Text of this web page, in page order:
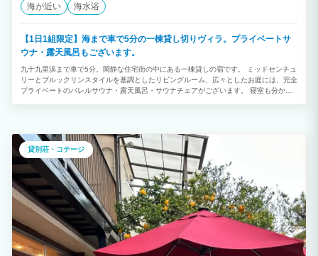
海が近い
海水浴
【1日1組限定】海まで車で5分の一棟貸し切りヴィラ。プライベートサ
ウナ・露天風呂もございます。
九十九里浜まで車で5分。閑静な住宅街の中にある一棟貸しの宿です。 ミッドセンチュ
リーとブルックリンスタイルを基調としたリビングルーム、広々としたお庭には、完全
プライベートのバレルサウナ・露天風呂・サウナチェアがございます。 寝室も分かれ
貸別荘・コテージ